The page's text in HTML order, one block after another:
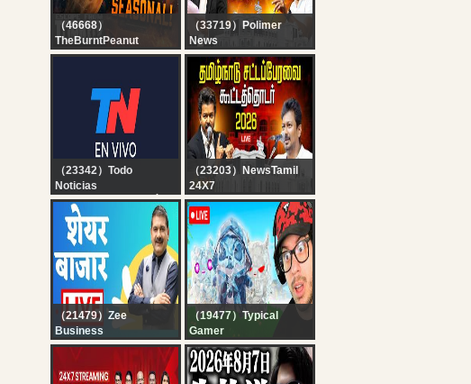
（46668）
TheBurntPeanut
?LIVE | TARKOV
HutchMF x GIMMICK |
THICC MEN
THURSDAY |
#BUNGULATE
（33719）Polimer
News
?LIVE : CMVijay |
Udhayanidhi Stalin |
TNAssembly 2026 |
சட்டப்பேரவையில் இருந்து
நேரலை.. Mekedatu
（23342）Todo
Noticias
TN EN VIVO - SEGUÍ LA
TRANSMISIÓN EN VIVO
DE TODO NOTICIAS
（23203）NewsTamil
24X7
?LIVE : TN Assembly |
TVK | CM Vijay | தமிழக
சட்டப்பேரவை - 2026..
தொடர் நேரலை | TN
Budget
（21479）Zee
Business
First Trade 7th August
2026 : Zee Business
Live | Share Market
（19477）Typical
Gamer
? LIVE! - NEW
UPDATE!! HUNTING
RARE *GEM SPRITES*